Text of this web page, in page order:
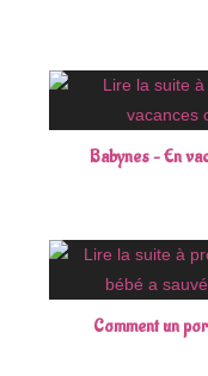
Babynes – En
Comment un